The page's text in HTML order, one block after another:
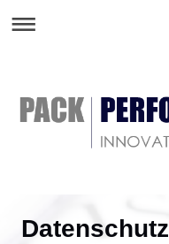
Datenschutz